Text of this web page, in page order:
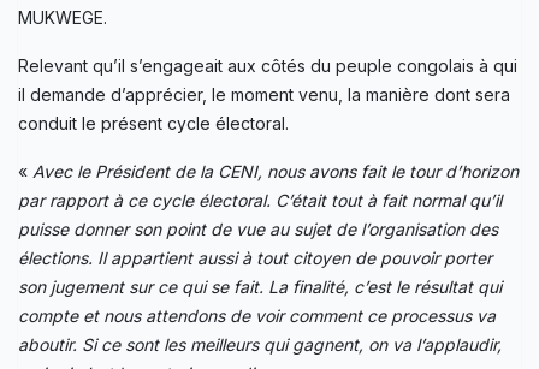
MUKWEGE.
Relevant qu’il s’engageait aux côtés du peuple congolais à qui
il demande d’apprécier, le moment venu, la manière dont sera
conduit le présent cycle électoral.
« Avec le Président de la CENI, nous avons fait le tour d’horizon
par rapport à ce cycle électoral. C’était tout à fait normal qu’il
puisse donner son point de vue au sujet de l’organisation des
élections. Il appartient aussi à tout citoyen de pouvoir porter
son jugement sur ce qui se fait. La finalité, c’est le résultat qui
compte et nous attendons de voir comment ce processus va
aboutir. Si ce sont les meilleurs qui gagnent, on va l’applaudir,